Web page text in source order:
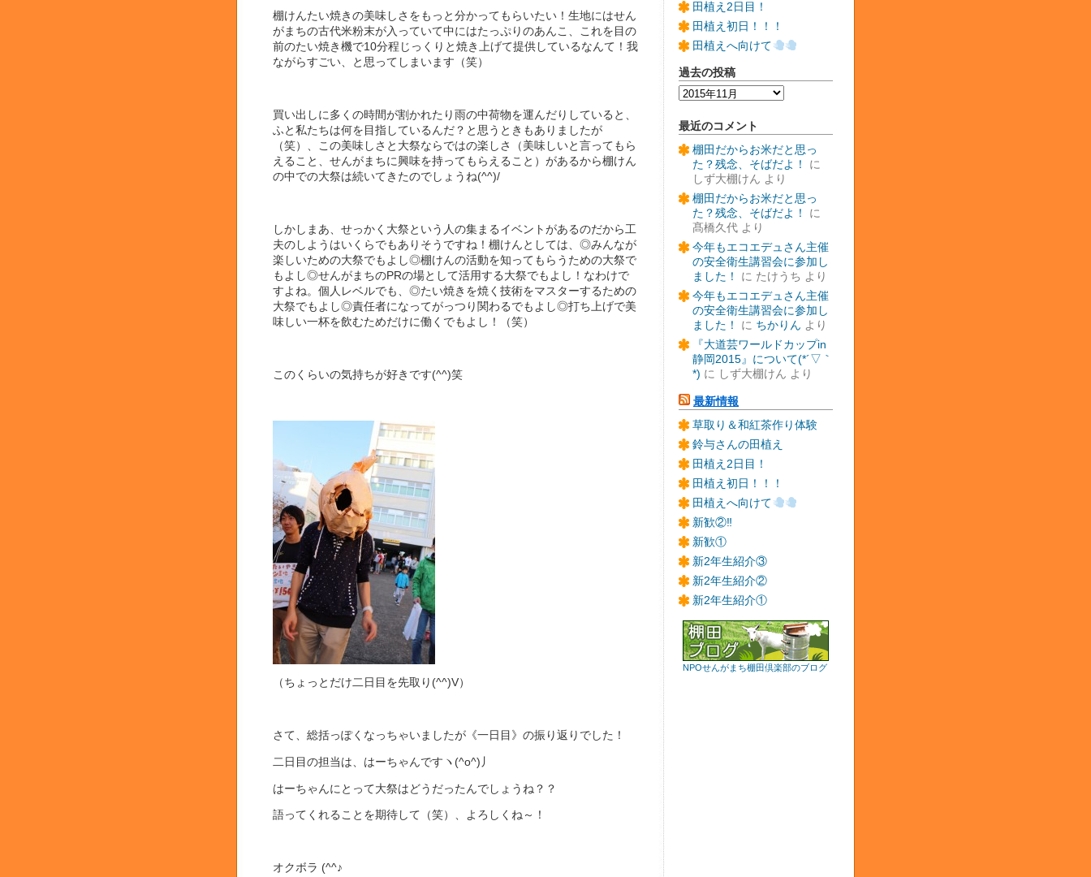
棚けんたい焼きの美味しさをもっと分かってもらいたい！生地にはせん
がまちの古代米粉末が入っていて中にはたっぷりのあんこ、これを目の
前のたい焼き機で10分程じっくりと焼き上げて提供しているなんて！我
ながらすごい、と思ってしまいます（笑）
買い出しに多くの時間が割かれたり雨の中荷物を運んだりしていると、
ふと私たちは何を目指しているんだ？と思うときもありましたが
（笑）、この美味しさと大祭ならではの楽しさ（美味しいと言ってもら
えること、せんがまちに興味を持ってもらえること）があるから棚けん
の中での大祭は続いてきたのでしょうね(^^)/
しかしまあ、せっかく大祭という人の集まるイベントがあるのだから工
夫のしようはいくらでもありそうですね！棚けんとしては、◎みんなが
楽しいための大祭でもよし◎棚けんの活動を知ってもらうための大祭で
もよし◎せんがまちのPRの場として活用する大祭でもよし！なわけで
すよね。個人レベルでも、◎たい焼きを焼く技術をマスターするための
大祭でもよし◎責任者になってがっつり関わるでもよし◎打ち上げで美
味しい一杯を飲むためだけに働くでもよし！（笑）
このくらいの気持ちが好きです(^^)笑
（ちょっとだけ二日目を先取り(^^)V）
さて、総括っぽくなっちゃいましたが《一日目》の振り返りでした！
二日目の担当は、はーちゃんですヽ(^o^)丿
はーちゃんにとって大祭はどうだったんでしょうね？？
語ってくれることを期待して（笑）、よろしくね～！
オクボラ (^^♪
田植え2日目！
田植え初日！！！
田植えへ向けて
過去の投稿
過
去
投
稿
最近のコメント
棚田だからお米だと思っ
た？残念、そばだよ！
に
しず大棚けん より
棚田だからお米だと思っ
た？残念、そばだよ！
に
髙橋久代 より
今年もエコエデュさん主催
の安全衛生講習会に参加し
ました！
に たけうち より
今年もエコエデュさん主催
の安全衛生講習会に参加し
ました！
に ちかりん より
『大道芸ワールドカップin
静岡2015』について(*´▽｀
*) に しず大棚けん より
最新情報
草取り＆和紅茶作り体験
鈴与さんの田植え
田植え2日目！
田植え初日！！！
田植えへ向けて
新歓②‼
新歓①
新2年生紹介③
新2年生紹介②
新2年生紹介①
NPOせんがまち棚田倶楽部のブログ